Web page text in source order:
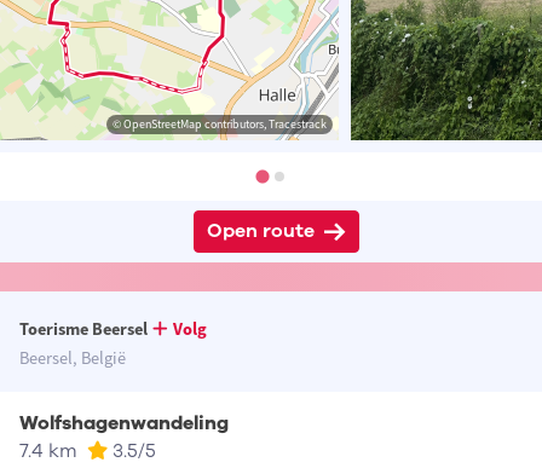
© OpenStreetMap contributors, Tracestrack
Open route
Toerisme Beersel
Volg
Beersel, België
Wolfshagenwandeling
7.4 km 3.5/5